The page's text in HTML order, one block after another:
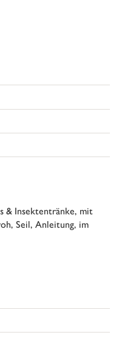
& Insektentränke, mit
Seil, Anleitung, im